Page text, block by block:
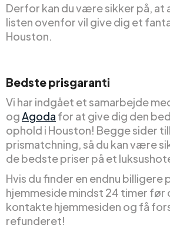
Derfor kan du være sikker på, at
listen ovenfor vil give dig et
Houston.
Bedste prisgaranti
Vi har indgået et samarbejde
ogAgoda for at give dig den
ophold i Houston! Begge sider
prismatchning, så du kan være
de bedste priser på et
Hvis du finder en endnu billigere
hjemmeside mindst 24 timer før
kontakte hjemmesiden og få
refunderet!